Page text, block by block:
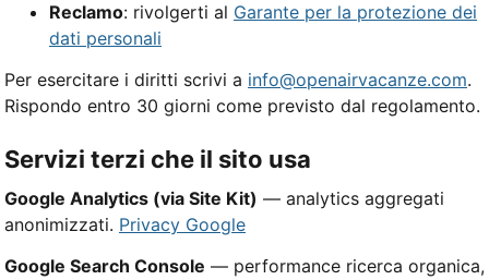
Reclamo: rivolgerti al Garante per la protezione dei
dati personali
Per esercitare i diritti scrivi a info@openairvacanze.com.
Rispondo entro 30 giorni come previsto dal regolamento.
Servizi terzi che il sito usa
Google Analytics (via Site Kit) — analytics aggregati
anonimizzati. Privacy Google
Google Search Console — performance ricerca organica,